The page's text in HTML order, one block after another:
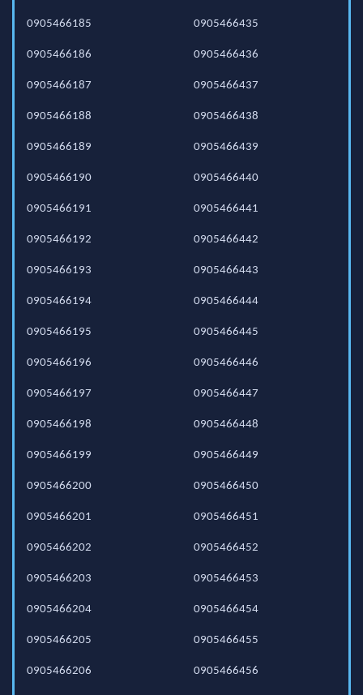
0905466185
0905466186
0905466187
0905466188
0905466189
0905466190
0905466191
0905466192
0905466193
0905466194
0905466195
0905466196
0905466197
0905466198
0905466199
0905466200
0905466201
0905466202
0905466203
0905466204
0905466205
0905466206
0905466435
0905466436
0905466437
0905466438
0905466439
0905466440
0905466441
0905466442
0905466443
0905466444
0905466445
0905466446
0905466447
0905466448
0905466449
0905466450
0905466451
0905466452
0905466453
0905466454
0905466455
0905466456